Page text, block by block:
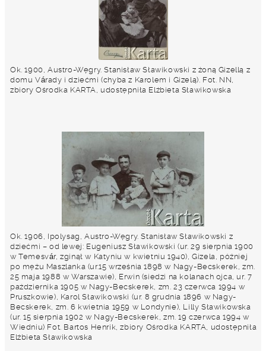
Ok. 1900, Austro-Węgry. Stanisław Sławikowski z żoną Gizellą z
domu Várady i dziećmi (chyba z Karolem i Gizelą). Fot. NN,
zbiory Ośrodka KARTA, udostępniła Elżbieta Sławikowska
Ok. 1906, Ipolysag, Austro-Węgry. Stanisław Sławikowski z
dziećmi – od lewej: Eugeniusz Sławikowski (ur. 29 sierpnia 1900
w Temesvár, zginął w Katyniu w kwietniu 1940), Gizela, później
po mężu Maszlanka (ur.15 września 1898 w Nagy-Becskerek, zm.
25 maja 1988 w Warszawie), Erwin (siedzi na kolanach ojca, ur. 7
października 1905 w Nagy-Becskerek, zm. 23 czerwca 1994 w
Pruszkowie), Karol Sławikowski (ur. 8 grudnia 1896 w Nagy-
Becskerek, zm. 6 kwietnia 1959 w Londynie), Lilly Sławikowska
(ur. 15 sierpnia 1902 w Nagy-Becskerek, zm. 19 czerwca 1994 w
Wiedniu) Fot. Bartos Henrik, zbiory Ośrodka KARTA, udostępniła
Elżbieta Sławikowska